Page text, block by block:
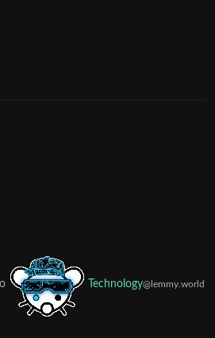
Technology@lemmy.world